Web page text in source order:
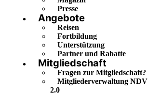
Presse
Angebote
Reisen
Fortbildung
Unterstützung
Partner und Rabatte
Mitgliedschaft
Fragen zur Mitgliedschaft?
Mitgliederverwaltung NDV
2.0